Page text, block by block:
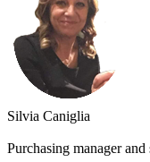
Silvia Caniglia
Purchasing manager